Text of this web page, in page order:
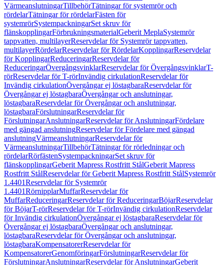
VärmeanslutningarTillbehörTätningar för systemrör och
rördelarTätningar för rördelarFästen för
systemrörSystempackningarSet skruv för
flänskopplingarFörbrukningsmaterialGeberit MeplaSystemrör
tappvatten, multilayerReservdelar för Systemrör tappvatten,
multilayerRördelarReservdelar för RördelarKopplingarReservdelar
för KopplingarReduceringarReservdelar för
ReduceringarÖvergångsvinklarReservdelar för ÖvergångsvinklarT-
rörReservdelar för T-rörInvändig cirkulationReservdelar för
Invändig cirkulationÖvergångar ej löstagbaraReservdelar för
Övergångar ej löstagbaraÖvergångar och anslutningar,
löstagbaraReservdelar för Övergångar och anslutningar,
löstagbaraFörslutningarReservdelar för
FörslutningarAnslutningarReservdelar för AnslutningarFördelare
med gängad anslutningReservdelar för Fördelare med gängad
anslutningVärmeanslutningarReservdelar för
VärmeanslutningarTillbehörTätningar för rörledningar och
rördelarRörfästenSystempackningarSet skruv för
flänskopplingarGeberit Mapress Rostfritt StålGeberit Mapress
Rostfritt StålReservdelar för Geberit Mapress Rostfritt StålSystemrör
1.4401Reservdelar för Systemrör
1.4401RörnipplarMuffarReservdelar för
MuffarReduceringarReservdelar för ReduceringarBöjarReservdelar
för BöjarT-rörReservdelar för T-rörInvändig cirkulationReservdelar
för Invändig cirkulationÖvergångar ej löstagbaraReservdelar för
Övergångar ej löstagbaraÖvergångar och anslutningar,
löstagbaraReservdelar för Övergångar och anslutningar,
löstagbaraKompensatorerReservdelar för
KompensatorerGenomföringarFörslutningarReservdelar för
FörslutningarAnslutningarReservdelar för AnslutningarGeberit